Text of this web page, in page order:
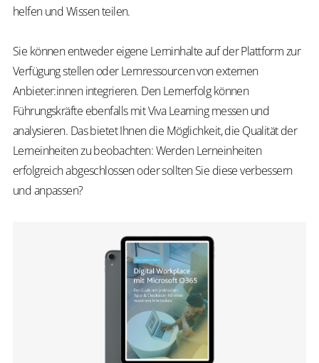
helfen und Wissen teilen.
Sie können entweder eigene Lerninhalte auf der Plattform zur
Verfügung stellen oder Lernressourcen von externen
Anbieter:innen integrieren. Den Lernerfolg können
Führungskräfte ebenfalls mit Viva Learning messen und
analysieren. Das bietet Ihnen die Möglichkeit, die Qualität der
Lerneinheiten zu beobachten: Werden Lerneinheiten
erfolgreich abgeschlossen oder sollten Sie diese verbessern
und anpassen?